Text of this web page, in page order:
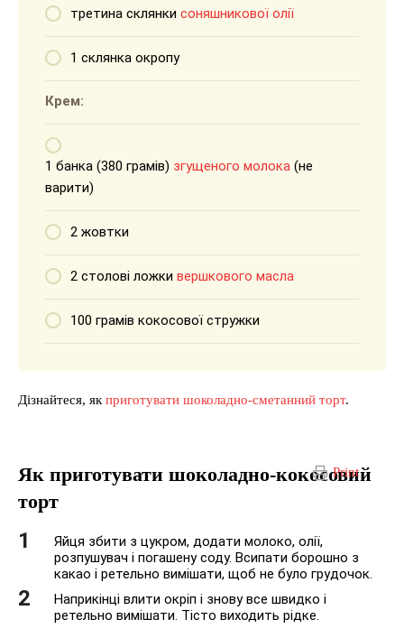
третина склянки соняшникової олії
1 склянка окропу
Крем:
1 банка (380 грамів) згущеного молока (не
варити)
2 жовтки
2 столові ложки вершкового масла
100 грамів кокосової стружки
Дізнайтеся, як приготувати шоколадно-сметанний торт.
Print
Як приготувати шоколадно-кокосовий
торт
Яйця збити з цукром, додати молоко, олії,
розпушувач і погашену соду. Всипати борошно з
какао і ретельно вимішати, щоб не було грудочок.
Наприкінці влити окріп і знову все швидко і
ретельно вимішати. Тісто виходить рідке.